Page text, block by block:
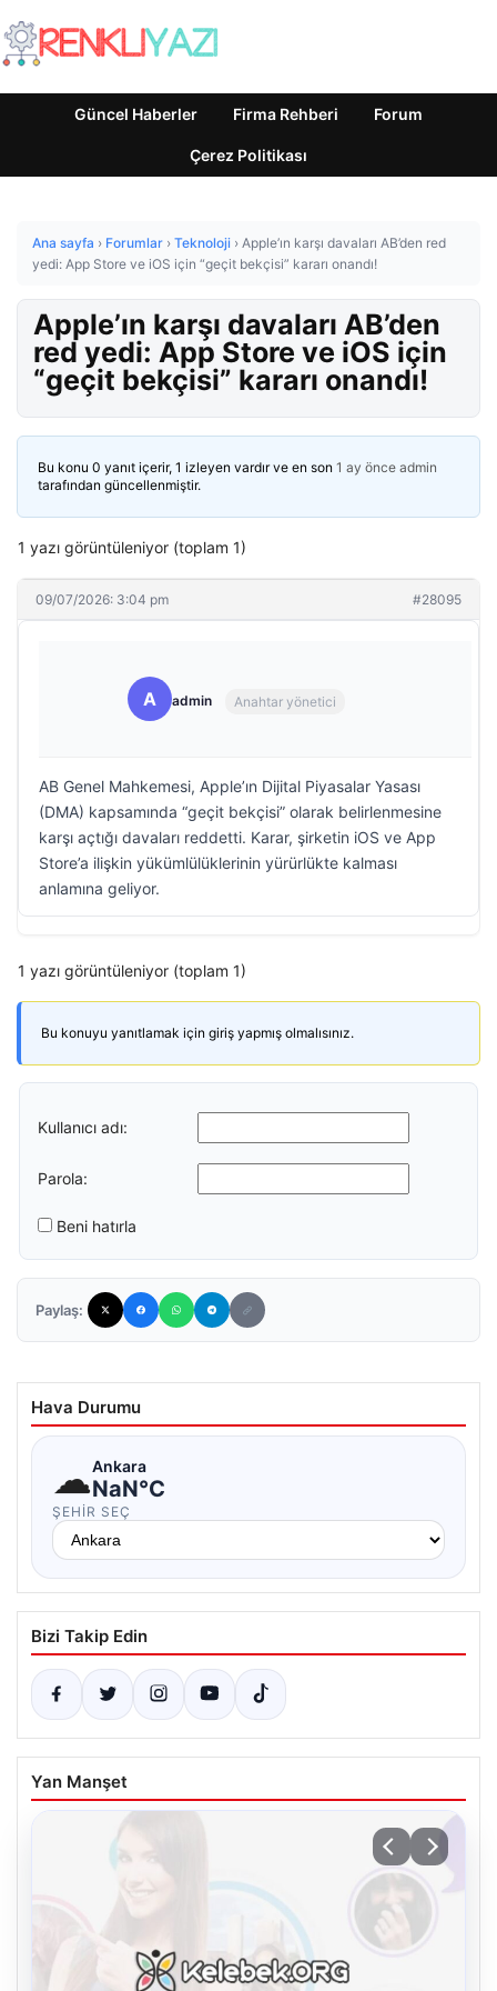
Güncel Haberler Firma Rehberi Forum
Çerez Politikası
Ana sayfa › Forumlar › Teknoloji › Apple’ın karşı davaları AB’den red
yedi: App Store ve iOS için “geçit bekçisi” kararı onandı!
Apple’ın karşı davaları AB’den
red yedi: App Store ve iOS için
“geçit bekçisi” kararı onandı!
Bu konu 0 yanıt içerir, 1 izleyen vardır ve en son 1 ay önce admin
tarafından güncellenmiştir.
1 yazı görüntüleniyor (toplam 1)
09/07/2026: 3:04 pm #28095
A admin Anahtar yönetici
AB Genel Mahkemesi, Apple’ın Dijital Piyasalar Yasası
(DMA) kapsamında “geçit bekçisi” olarak belirlenmesine
karşı açtığı davaları reddetti. Karar, şirketin iOS ve App
Store’a ilişkin yükümlülüklerinin yürürlükte kalması
anlamına geliyor.
1 yazı görüntüleniyor (toplam 1)
Bu konuyu yanıtlamak için giriş yapmış olmalısınız.
Kullanıcı adı:
Parola:
Beni hatırla
Paylaş:
Hava Durumu
☁Ankara
NaN°C
ŞEHIR SEÇ
Bizi Takip Edin
Yan Manşet